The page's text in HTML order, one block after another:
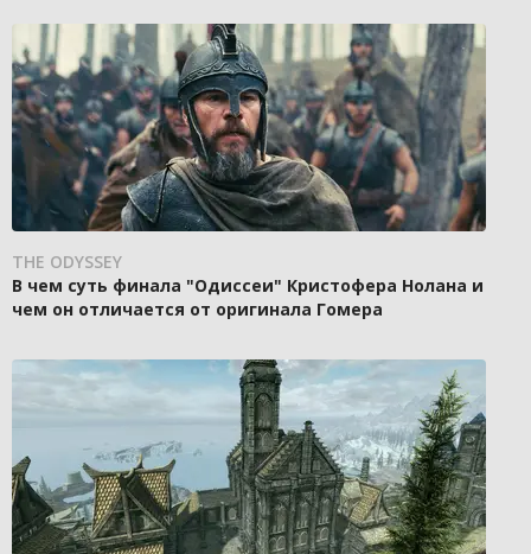
THE ODYSSEY
В чем суть финала "Одиссеи" Кристофера Нолана и
чем он отличается от оригинала Гомера